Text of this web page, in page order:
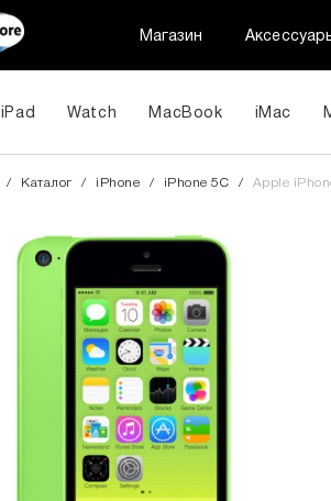
Магазин
iPad Watch MacBook iMac
/ Каталог / iPhone / iPhone 5С / Apple